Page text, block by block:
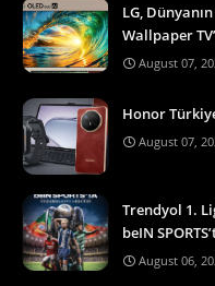
LG,
Wallpaper
August 07,
Honor
August 07,
Trendyol 1.
beIN
August 06,